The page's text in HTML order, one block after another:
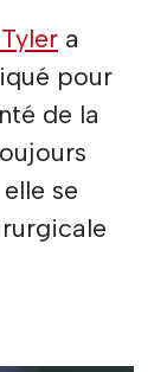
a
pour
de la
se